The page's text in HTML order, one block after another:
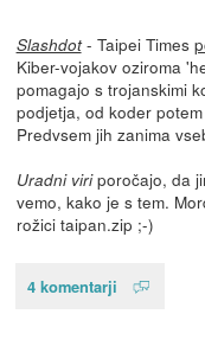
Slashdot- Taipei Times
Kiber-vojakov oziroma
pomagajo s trojanskimi
podjetja, od koder
Predvsem jih zanima
Uradni viriporočajo, da
vemo, kako je s tem.
rožici taipan.zip ;-)
4 komentarji